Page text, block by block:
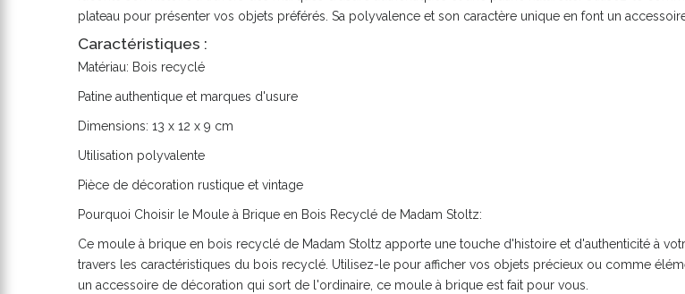
plateau pour présenter vos objets préférés. Sa polyvalence et son caractère unique en font un
Caractéristiques :
Matériau: Bois recyclé
Patine authentique et marques d'usure
Dimensions: 13 x 12 x 9 cm
Utilisation polyvalente
Pièce de décoration rustique et vintage
Pourquoi Choisir le Moule à Brique en Bois Recyclé de Madam Stoltz:
Ce moule à brique en bois recyclé de Madam Stoltz apporte une touche d'histoire et d'authenticité à
travers les caractéristiques du bois recyclé. Utilisez-le pour afficher vos objets précieux ou comme
un accessoire de décoration qui sort de l'ordinaire, ce moule à brique est fait pour vous.